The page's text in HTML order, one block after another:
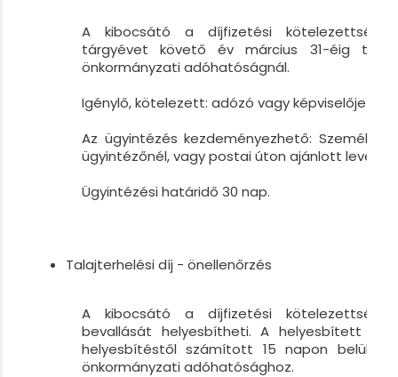
A kibocsátó a díjfizetési
tárgyévet követő év március 31-éig
önkormányzati adóhatóságnál.
Igénylő, kötelezett: adózó vagy képviselője
Az ügyintézés kezdeményezhető:
ügyintézőnél, vagy postai úton ajánlott
Ügyintézési határidő 30 nap.
Talajterhelési díj - önellenőrzés
A kibocsátó a díjfizetési
bevallását helyesbítheti. A helyesbített
helyesbítéstől számított 15 napon belül
önkormányzati adóhatósághoz.